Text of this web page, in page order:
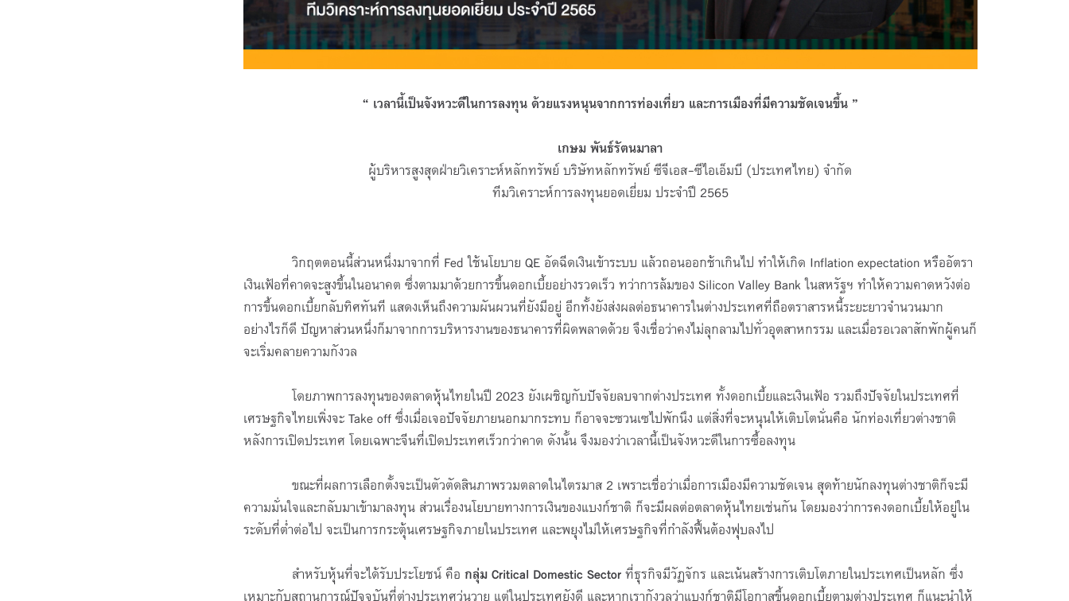
“ เวลานี้เป็นจังหวะดีในการลงทุน ด้วยแรงหนุนจากการท่องเที่ยว และการเมืองที่มีความชัดเจนขึ้น ”
เกษม พันธ์รัตนมาลา
ผู้บริหารสูงสุดฝ่ายวิเคราะห์หลักทรัพย์ บริษัทหลักทรัพย์ ซีจีเอส-ซีไอเอ็มบี (ประเทศไทย) จำกัด
ทีมวิเคราะห์การลงทุนยอดเยี่ยม ประจำปี 2565
วิกฤตตอนนี้ส่วนหนึ่งมาจากที่ Fed ใช้นโยบาย QE อัดฉีดเงินเข้าระบบ แล้วถอนออกช้าเกินไป ทำให้เกิด Inflation expectation หรืออัตรา
เงินเฟ้อที่คาดจะสูงขึ้นในอนาคต ซึ่งตามมาด้วยการขึ้นดอกเบี้ยอย่างรวดเร็ว ทว่าการล้มของ Silicon Valley Bank ในสหรัฐฯ ทำให้ความคาดหวังต่อ
การขึ้นดอกเบี้ยกลับทิศทันที แสดงเห็นถึงความผันผวนที่ยังมีอยู่ อีกทั้งยังส่งผลต่อธนาคารในต่างประเทศที่ถือตราสารหนี้ระยะยาวจำนวนมาก
อย่างไรก็ดี ปัญหาส่วนหนึ่งก็มาจากการบริหารงานของธนาคารที่ผิดพลาดด้วย จึงเชื่อว่าคงไม่ลุกลามไปทั่วอุตสาหกรรม และเมื่อรอเวลาสักพักผู้คนก็
จะเริ่มคลายความกังวล
โดยภาพการลงทุนของตลาดหุ้นไทยในปี 2023 ยังเผชิญกับปัจจัยลบจากต่างประเทศ ทั้งดอกเบี้ยและเงินเฟ้อ รวมถึงปัจจัยในประเทศที่
เศรษฐกิจไทยเพิ่งจะ Take off ซึ่งเมื่อเจอปัจจัยภายนอกมากระทบ ก็อาจจะซวนเซไปพักนึง แต่สิ่งที่จะหนุนให้เติบโตนั่นคือ นักท่องเที่ยวต่างชาติ
หลังการเปิดประเทศ โดยเฉพาะจีนที่เปิดประเทศเร็วกว่าคาด ดังนั้น จึงมองว่าเวลานี้เป็นจังหวะดีในการซื้อลงทุน
ขณะที่ผลการเลือกตั้งจะเป็นตัวตัดสินภาพรวมตลาดในไตรมาส 2 เพราะเชื่อว่าเมื่อการเมืองมีความชัดเจน สุดท้ายนักลงทุนต่างชาติก็จะมี
ความมั่นใจและกลับมาเข้ามาลงทุน ส่วนเรื่องนโยบายทางการเงินของแบงก์ชาติ ก็จะมีผลต่อตลาดหุ้นไทยเช่นกัน โดยมองว่าการคงดอกเบี้ยให้อยู่ใน
ระดับที่ต่ำต่อไป จะเป็นการกระตุ้นเศรษฐกิจภายในประเทศ และพยุงไม่ให้เศรษฐกิจที่กำลังฟื้นต้องฟุบลงไป
สำหรับหุ้นที่จะได้รับประโยชน์ คือ กลุ่ม Critical Domestic Sectorที่ธุรกิจมีวัฏจักร และเน้นสร้างการเติบโตภายในประเทศเป็นหลัก ซึ่ง